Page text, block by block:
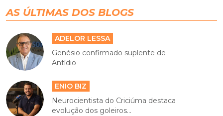
AS ÚLTIMAS DOS BLOGS
ADELOR LESSA
Genésio confirmado suplente de
Antídio
ENIO BIZ
Neurocientista do Criciúma destaca
evolução dos goleiros...